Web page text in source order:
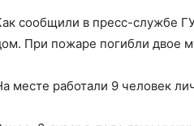
сообщили в пресс-службе
При пожаре погибли двое
месте работали 9 человек